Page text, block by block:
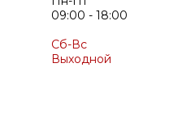
09:00 - 18:00
Сб-Вс
Выходной